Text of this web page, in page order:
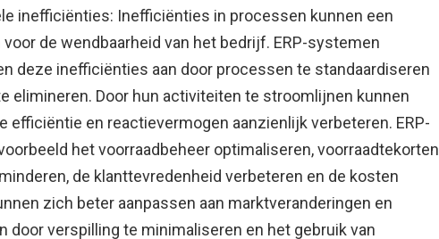
inefficiënties: Inefficiënties in processen kunnen een
de wendbaarheid van het bedrijf. ERP-systemen
deze inefficiënties aan door processen te standaardiseren
elimineren. Door hun activiteiten te stroomlijnen kunnen
efficiëntie en reactievermogen aanzienlijk verbeteren. ERP-
het voorraadbeheer optimaliseren, voorraadtekorten
de klanttevredenheid verbeteren en de kosten
zich beter aanpassen aan marktveranderingen en
door verspilling te minimaliseren en het gebruik van